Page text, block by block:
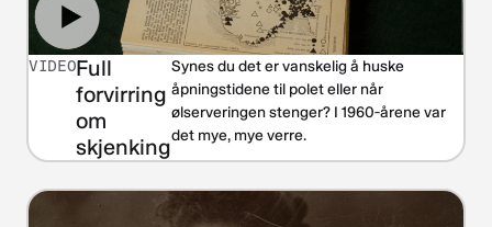
VIDEOFull
forvirring
om
skjenking
Synes du det er vanskelig å huske
åpningstidene til polet eller når
ølserveringen stenger? I 1960‑årene var
det mye, mye verre.